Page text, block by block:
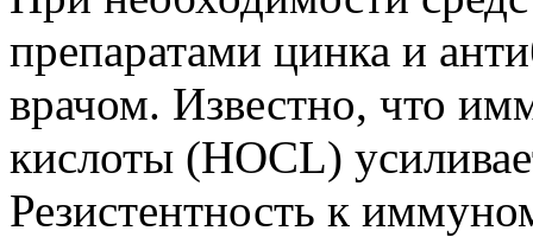
препаратами цинка и
врачом. Известно, что
кислоты (HOCL)
Резистентность к